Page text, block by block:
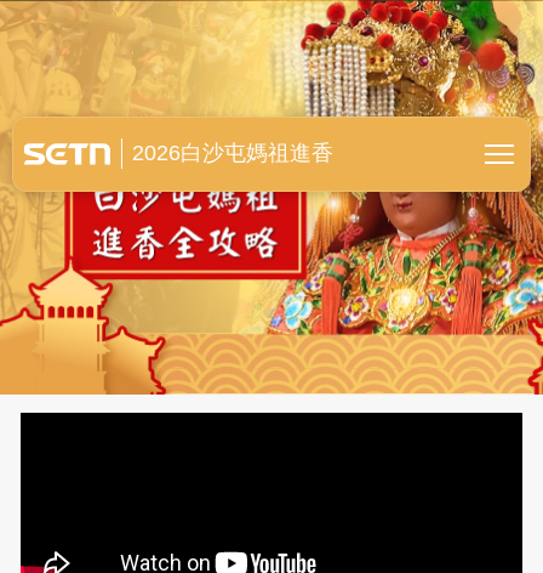
白沙屯媽祖進香全紀錄
2026白沙屯媽祖進香